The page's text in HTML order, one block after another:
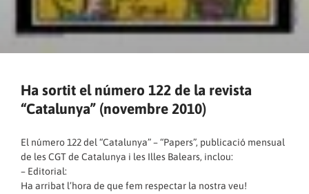
Ha sortit el número 122 de la revista
“Catalunya” (novembre 2010)
El número 122 del “Catalunya” – “Papers”, publicació mensual
de les CGT de Catalunya i les Illes Balears, inclou:
– Editorial:
Ha arribat l’hora de que fem respectar la nostra veu!